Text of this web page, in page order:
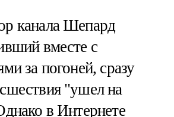
канала Шепард
вместе с
за погоней, сразу
"ушел на
в Интернете